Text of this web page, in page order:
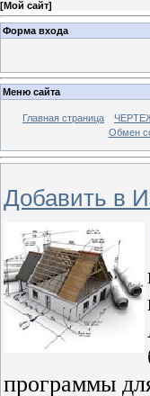
[Мой сайт]
Форма входа
Меню сайта
Главная страница
Обмен
Добавить в
программы